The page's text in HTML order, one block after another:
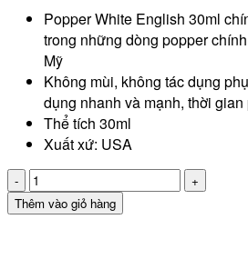
Popper White English 30ml
trong những dòng popper
Mỹ
Không mùi, không tác dụng
dụng nhanh và mạnh, thời gian
Thể tích 30ml
Xuất xứ: USA
Popper
White
English
Thêm vào giỏ hàng